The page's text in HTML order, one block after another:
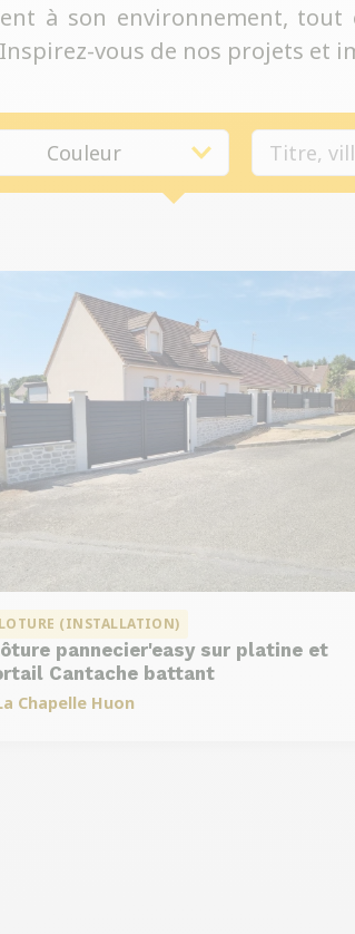
à son environnement,
vous de nos projets et
Couleur
(INSTALLATION)
pannecier'easy sur platine et
Cantache battant
Chapelle Huon